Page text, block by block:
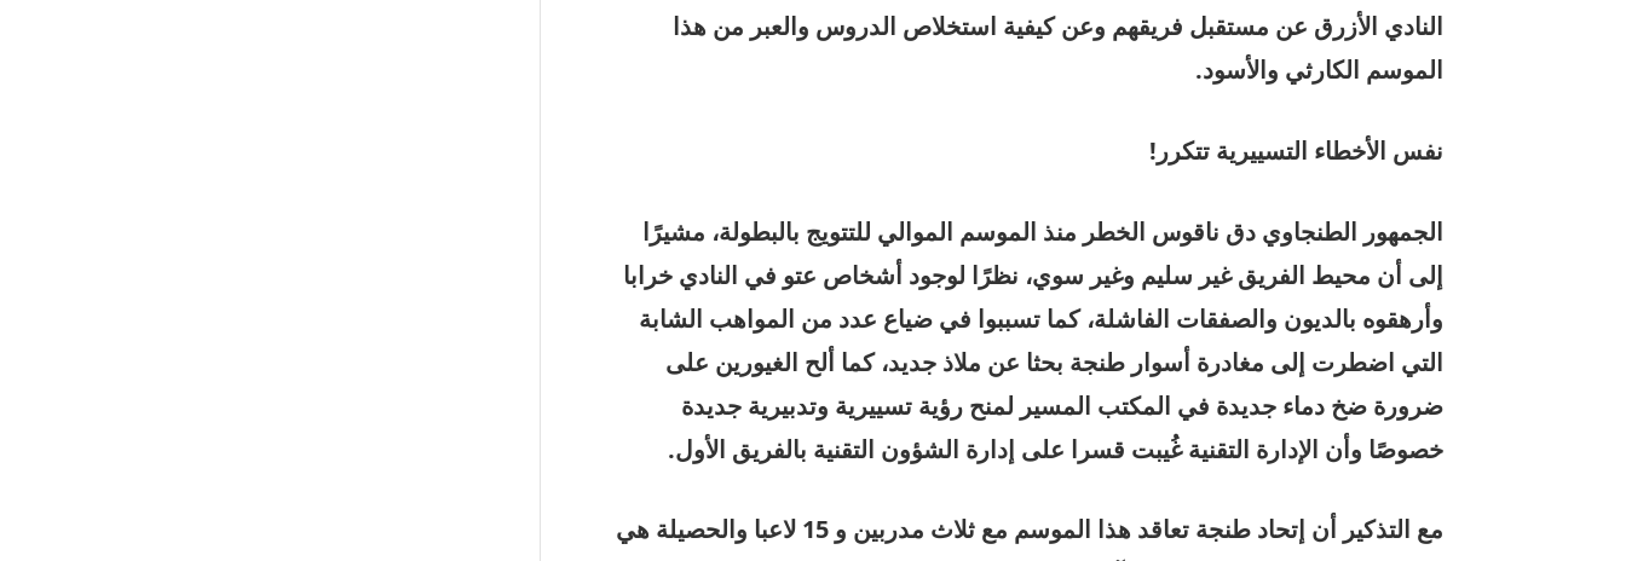
النادي الأزرق عن مستقبل فريقهم وعن كيفية استخلاص الدروس والعبر من هذا
الموسم الكارثي والأسود.
نفس الأخطاء التسييرية تتكرر!
الجمهور الطنجاوي دق ناقوس الخطر منذ الموسم الموالي للتتويج بالبطولة، مشيرًا
إلى أن محيط الفريق غير سليم وغير سوي، نظرًا لوجود أشخاص عتو في النادي خرابا
وأرهقوه بالديون والصفقات الفاشلة، كما تسببوا في ضياع عدد من المواهب الشابة
التي اضطرت إلى مغادرة أسوار طنجة بحثا عن ملاذ جديد، كما ألح الغيورين على
ضرورة ضخ دماء جديدة في المكتب المسير لمنح رؤية تسييرية وتدبيرية جديدة
خصوصًا وأن الإدارة التقنية غُيبت قسرا على إدارة الشؤون التقنية بالفريق الأول.
مع التذكير أن إتحاد طنجة تعاقد هذا الموسم مع ثلاث مدربين و 15 لاعبا والحصيلة هي